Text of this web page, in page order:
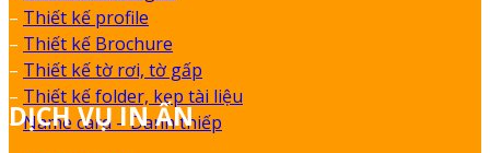
– Thiết kế profile
– Thiết kế Brochure
– Thiết kế tờ rơi, tờ gấp
– Thiết kế folder, kẹp tài liệu
–Name card – Danh thiếp
DỊCH VỤ IN ẤN